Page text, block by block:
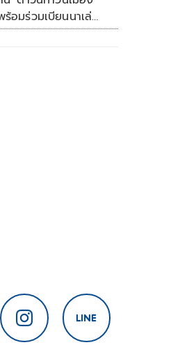
อมร่วมเบียนนาเล่